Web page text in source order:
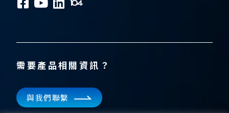
需要產品相關資訊？
與我們聯繫